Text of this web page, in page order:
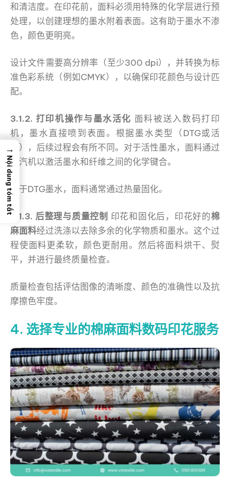
和清洁度。在印花前，面料必须用特殊的化学层进行预
处理，以创建理想的墨水附着表面。这有助于墨水不渗
色，颜色更明亮。
设计文件需要高分辨率（至少300 dpi），并转换为标
准色彩系统（例如CMYK），以确保印花颜色与设计匹
配。
3.1.2. 打印机操作与墨水活化 面料被送入数码打印
机，墨水直接喷到表面。根据墨水类型（DTG或活
性），后续过程会有所不同。对于活性墨水，面料通过
蒸汽机以激活墨水和纤维之间的化学键合。
对于DTG墨水，面料通常通过热量固化。
3.1.3. 后整理与质量控制 印花和固化后，印花好的棉
麻面料经过洗涤以去除多余的化学物质和墨水。这个过
程使面料更柔软，颜色更耐用。然后将面料烘干、熨
平，并进行最终质量检查。
质量检查包括评估图像的清晰度、颜色的准确性以及抗
摩擦色牢度。
4. 选择专业的棉麻面料数码印花服务
→
Nội dung tóm tắt